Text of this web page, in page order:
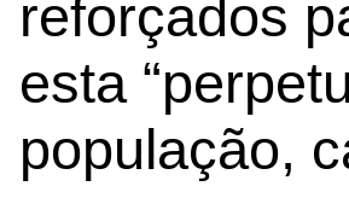
reforçados
esta
população,